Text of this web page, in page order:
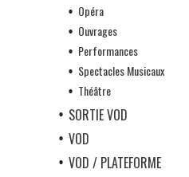
Opéra
Ouvrages
Performances
Spectacles Musicaux
Théâtre
SORTIE VOD
VOD
VOD / PLATEFORME